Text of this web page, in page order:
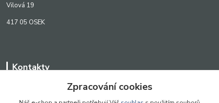
Vilová 19
417 05 OSEK
Kontakty
+420 776 242 909
Zpracování cookies